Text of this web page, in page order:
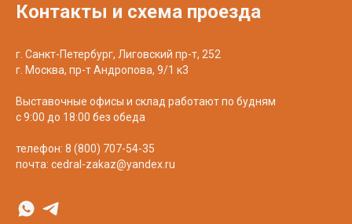
Контакты и схема проезда
г. Санкт-Петербург, Лиговский пр-т, 252
г. Москва, пр-т Андропова, 9/1 к3
Выставочные офисы и склад работают по будням
с 9:00 до 18:00 без обеда
телефон: 8 (800) 707-54-35
почта: cedral-zakaz@yandex.ru